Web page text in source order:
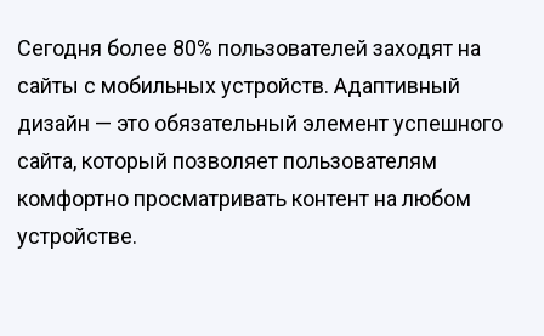
Сегодня более 80% пользователей заходят на
сайты с мобильных устройств. Адаптивный
дизайн — это обязательный элемент успешного
сайта, который позволяет пользователям
комфортно просматривать контент на любом
устройстве.